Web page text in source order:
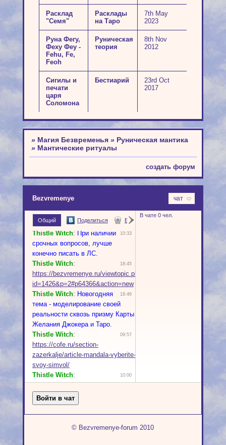
Расклад
"Семя"
Расклады
на Таро
7th May
2023
Руна Фегу,
Феху Феу -
Fehu, Fe,
Feoh
Руническая
теория
8th Nov
2012
Сигилы и
печати
царя
Соломона
Бестиарий
23rd Oct
2017
» Магия Безвременья » Руническая мантика
» Мантические ритуалы
создать форум
© Bezvremenye-forum 2010